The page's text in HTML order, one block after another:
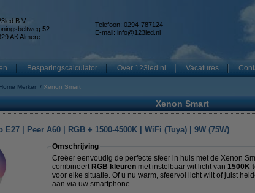
B.V.
52
AK Almere
Telefoon: 0294-787124
E-mail: info@123led.nl
Besparingscalculator Over 123led.nl Vacatures
Merken Xenon Smart
Xenon Smart
| Peer A60 | RGB + 1500-4500K | WiFi (Tuya) | 9W (75W)
Omschrijving
Creëer eenvoudig de perfecte sfeer in huis met de Xenon
combineert RGB kleuren met instelbaar wit licht van 1500K
voor elke situatie. Of u nu warm, sfeervol licht wilt of juist
aan via uw smartphone.